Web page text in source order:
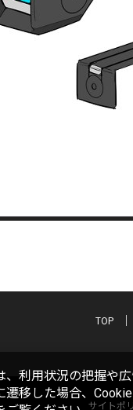
TOP
サイトポ
、利用状況の把握や
遷移した場合、